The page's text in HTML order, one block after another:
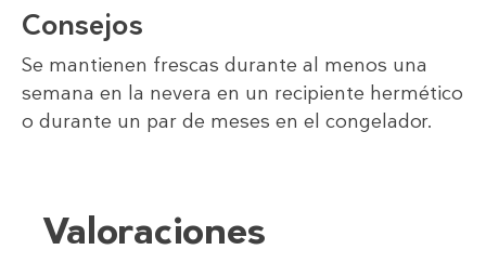
Consejos
Se mantienen frescas durante al menos una
semana en la nevera en un recipiente hermético
o durante un par de meses en el congelador.
Valoraciones